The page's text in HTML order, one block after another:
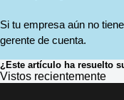
Si tu empresa aún no
gerente de cuenta.
¿Este artículo ha resuelto
Vistos recientemente